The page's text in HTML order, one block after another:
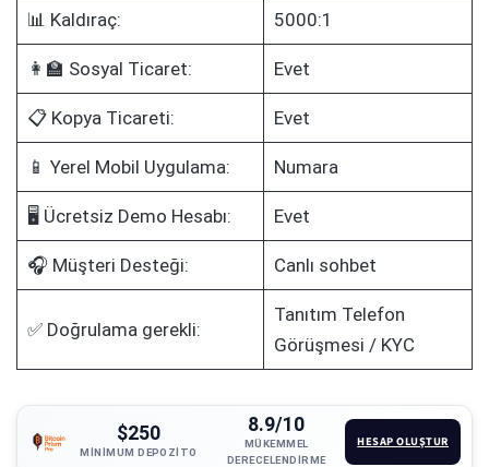
📊 Kaldıraç: 5000:1
👩‍🏫 Sosyal Ticaret: Evet
📋 Kopya Ticareti: Evet
📱 Yerel Mobil Uygulama: Numara
🖥️ Ücretsiz Demo Hesabı: Evet
🎧 Müşteri Desteği: Canlı sohbet
✅ Doğrulama gerekli:
Tanıtım Telefon
Görüşmesi / KYC
$250
MINIMUM DEPOZITO
8.9/10
MÜKEMMEL
DERECELENDIRME
HESAP OLUŞTUR